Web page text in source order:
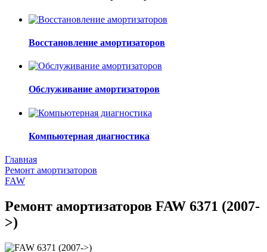
Восстановление амортизаторов
Обслуживание амортизаторов
Компьютерная диагностика
Главная
Ремонт амортизаторов
FAW
Ремонт амортизаторов FAW 6371 (2007-
>)